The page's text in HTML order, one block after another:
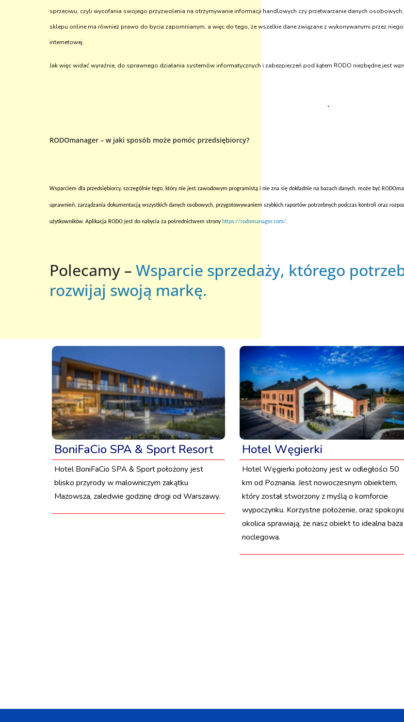
sprzeciwu, czyli wycofania swojego przyzwolenia na otrzymywanie informacji handlowych czy przetwarzanie danych
sklepu online ma również prawo do bycia zapomnianym, a więc do tego, że wszelkie dane związane z wykonywanymi przez
internetowej.
Jak więc widać wyraźnie, do sprawnego działania systemów informatycznych i zabezpieczeń pod kątem RODO niezbędne jest
RODOmanager – w jaki sposób może pomóc przedsiębiorcy?
Wsparciem dla przedsiębiorcy, szczególnie tego, który nie jest zawodowym programistą i nie zna się dokładnie na bazach danych, może być
uprawnień, zarządzania dokumentacją wszystkich danych osobowych, przygotowywaniem szybkich raportów potrzebnych podczas kontroli oraz
użytkowników. Aplikacja RODO jest do nabycia za pośrednictwem strony https://rodomanager.com/.
Polecamy – Wsparcie sprzedaży, którego
rozwijaj swoją markę.
BoniFaCio SPA & Sport Resort
Hotel BoniFaCio SPA & Sport położony jest
blisko przyrody w malowniczym zakątku
Mazowsza, zaledwie godzinę drogi od Warszawy.
Hotel Węgierki
Hotel Węgierki położony jest w odległości 50
km od Poznania. Jest nowoczesnym obiektem,
który został stworzony z myślą o komforcie
wypoczynku. Korzystne położenie, oraz
okolica sprawiają, że nasz obiekt to idealna baza
noclegowa.